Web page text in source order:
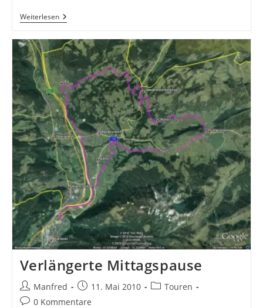
WeiterlesenRichtig
Schön
Verlängerte Mittagspause
Beitrags-
Autor:
Manfred
Beitrag
veröffentlicht:
11. Mai 2010
Beitrags-
Touren
Beitrags-
0 Kommentare